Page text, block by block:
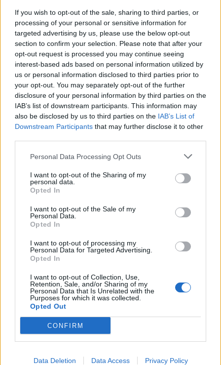
If you wish to opt-out of the sale, sharing to third parties, or
processing of your personal or sensitive information for
targeted advertising by us, please use the below opt-out
section to confirm your selection. Please note that after your
opt-out request is processed you may continue seeing
interest-based ads based on personal information utilized by
us or personal information disclosed to third parties prior to
your opt-out. You may separately opt-out of the further
disclosure of your personal information by third parties on the
IAB’s list of downstream participants. This information may
also be disclosed by us to third parties on the IAB’s List of
Downstream Participants that may further disclose it to other
Personal Data Processing Opt Outs
I want to opt-out of the Sharing of my
personal data.
Opted In
I want to opt-out of the Sale of my
Personal Data.
Opted In
I want to opt-out of processing my
Personal Data for Targeted Advertising.
Opted In
I want to opt-out of Collection, Use,
Retention, Sale, and/or Sharing of my
Personal Data that Is Unrelated with the
Purposes for which it was collected.
Opted Out
CONFIRM
Data Deletion Data Access Privacy Policy